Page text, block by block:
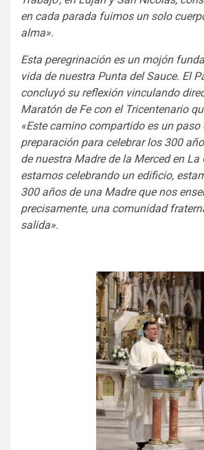
en cada parada fuimos un solo
alma».
Esta peregrinación es un mojón
vida de nuestra Punta del Sauce. El
concluyó su reflexión vinculando
Maratón de Fe con el Tricentenario
«Este camino compartido es un paso
preparación para celebrar los 300
de nuestra Madre de la Merced en La
estamos celebrando un edificio,
300 años de una Madre que nos
precisamente, una comunidad
salida».